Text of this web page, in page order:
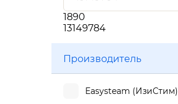
1890
13149784
Производитель
Easysteam (ИзиСтим)